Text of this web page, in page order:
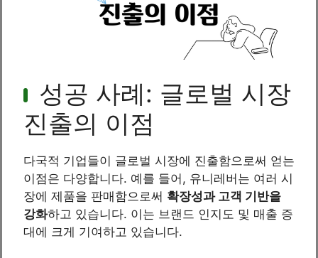
성공 사례: 글로벌 시장
진출의 이점
다국적 기업들이 글로벌 시장에 진출함으로써 얻는
이점은 다양합니다. 예를 들어, 유니레버는 여러 시
장에 제품을 판매함으로써 확장성과 고객 기반을
강화하고 있습니다. 이는 브랜드 인지도 및 매출 증
대에 크게 기여하고 있습니다.